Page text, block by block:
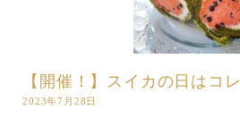
【開催！】スイカの日はコレ
2023年7月28日